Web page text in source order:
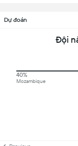
Dự đoán
Đội
40%
Mozambique